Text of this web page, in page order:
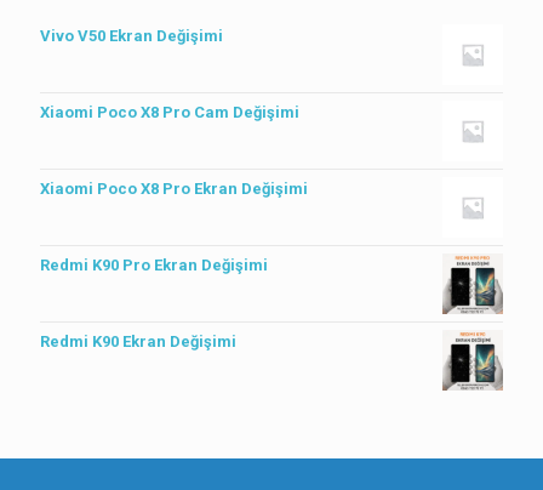
Vivo V50 Ekran Değişimi
Xiaomi Poco X8 Pro Cam Değişimi
Xiaomi Poco X8 Pro Ekran Değişimi
Redmi K90 Pro Ekran Değişimi
Redmi K90 Ekran Değişimi